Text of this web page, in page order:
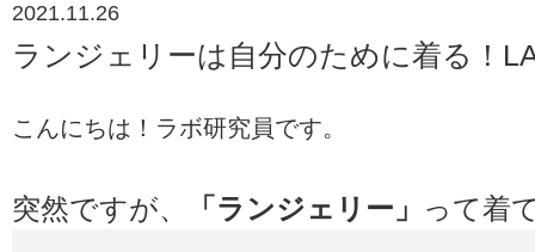
2021.11.26
ランジェリーは自分のために着る！
こんにちは！ラボ研究員です。
突然ですが、 「ランジェリー」 って着